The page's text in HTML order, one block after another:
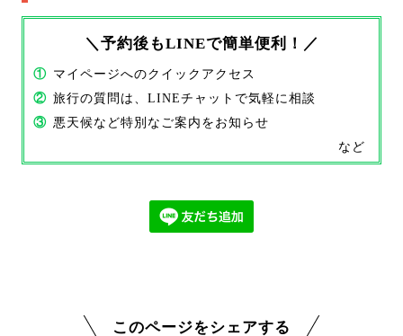
＼予約後もLINEで簡単便利！／
① マイページへのクイックアクセス
② 旅行の質問は、LINEチャットで気軽に相談
③ 悪天候など特別なご案内をお知らせ
など
このページをシェアする